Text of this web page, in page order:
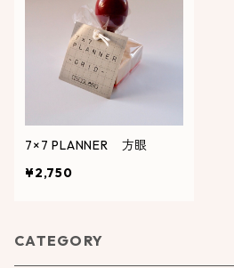
7×7 PLANNER 方眼
¥2,750
CATEGORY